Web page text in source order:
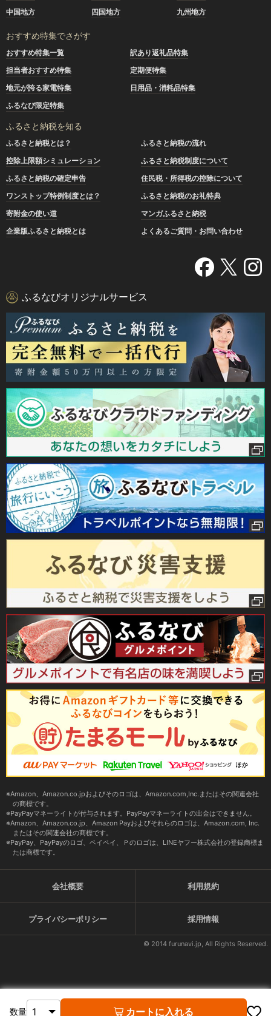
数量 カートに入れる
中国地方
四国地方 九州地方
おすすめ特集でさがす
おすすめ特集一覧
訳あり返礼品特集
担当者おすすめ特集
定期便特集
地元が誇る家電特集
日用品・消耗品特集
ふるなび限定特集
ふるさと納税を知る
ふるさと納税とは？
ふるさと納税の流れ
控除上限額シミュレーション
ふるさと納税制度について
ふるさと納税の確定申告
住民税・所得税の控除について
ワンストップ特例制度とは？
ふるさと納税のお礼特典
寄附金の使い道
マンガふるさと納税
企業版ふるさと納税とは
よくあるご質問・お問い合わせ
ふるなびオリジナルサービス
Amazon、Amazon.co.jpおよびそのロゴは、Amazon.com,Inc.またはその関連会社
の商標です。
PayPayマネーライトが付与されます。PayPayマネーライトの出金はできません。
Amazon、Amazon.co.jp、Amazon Payおよびそれらのロゴは、Amazon.com, Inc.
またはその関連会社の商標です。
PayPay、PayPayのロゴ、ペイペイ、Ｐのロゴは、LINEヤフー株式会社の登録商標ま
たは商標です。
会社概要 利用規約
プライバシーポリシー 採用情報
© 2014 furunavi.jp, All Rights Reserved.